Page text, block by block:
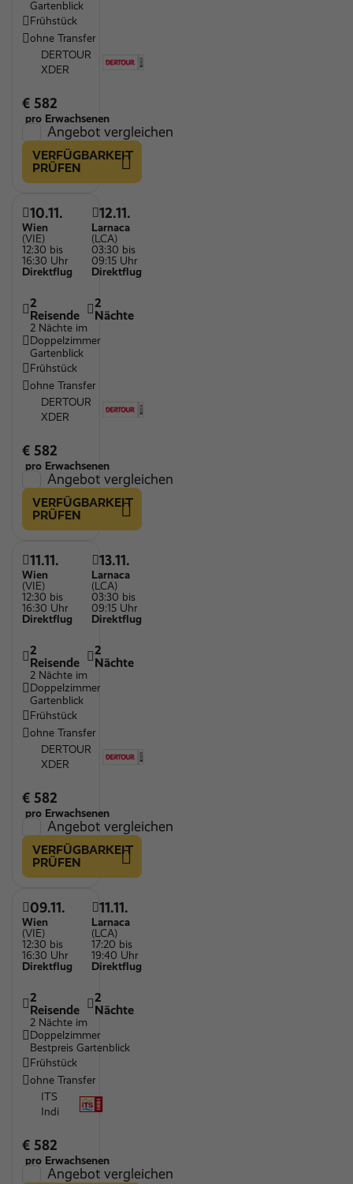
Gartenblick
Frühstück
ohne Transfer
DERTOUR
XDER
€ 582
pro Erwachsenen
Angebot vergleichen
VERFÜGBARKEIT
PRÜFEN
10.11.
Wien
(VIE)
12:30 bis
16:30 Uhr
Direktflug
12.11.
Larnaca
(LCA)
03:30 bis
09:15 Uhr
Direktflug
2
Reisende
2
Nächte
2 Nächte im
Doppelzimmer
Gartenblick
Frühstück
ohne Transfer
DERTOUR
XDER
€ 582
pro Erwachsenen
Angebot vergleichen
VERFÜGBARKEIT
PRÜFEN
11.11.
Wien
(VIE)
12:30 bis
16:30 Uhr
Direktflug
13.11.
Larnaca
(LCA)
03:30 bis
09:15 Uhr
Direktflug
2
Reisende
2
Nächte
2 Nächte im
Doppelzimmer
Gartenblick
Frühstück
ohne Transfer
DERTOUR
XDER
€ 582
pro Erwachsenen
Angebot vergleichen
VERFÜGBARKEIT
PRÜFEN
09.11.
Wien
(VIE)
12:30 bis
16:30 Uhr
Direktflug
11.11.
Larnaca
(LCA)
17:20 bis
19:40 Uhr
Direktflug
2
Reisende
2
Nächte
2 Nächte im
Doppelzimmer
Bestpreis Gartenblick
Frühstück
ohne Transfer
ITS
Indi
€ 582
pro Erwachsenen
Angebot vergleichen